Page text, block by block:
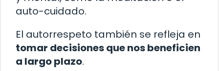
auto-cuidado.
El autorrespeto también se refleja en
tomar decisiones que nos beneficien
a largo plazo.